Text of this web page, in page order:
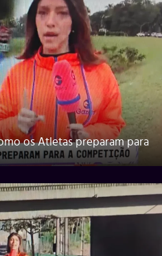
os Atletas preparam para